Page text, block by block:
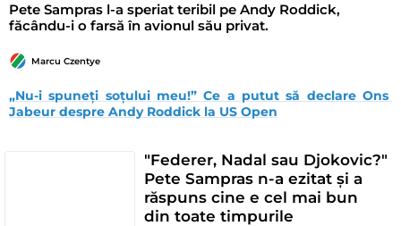
Pete Sampras l-a speriat teribil pe Andy Roddick,
făcându-i o farsă în avionul său privat.
Marcu Czentye
„Nu-i spuneți soțului meu!” Ce a putut să declare Ons
Jabeur despre Andy Roddick la US Open
"Federer, Nadal sau Djokovic?"
Pete Sampras n-a ezitat și a
răspuns cine e cel mai bun
din toate timpurile